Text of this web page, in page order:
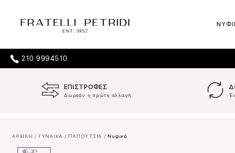
210 9994510
ΕΠΙΣΤΡΟΦΕΣ
Δωρεάν η πρώτη αλλαγή
ΑΡΧΙΚΗ / ΓΥΝΑΙΚΑ / ΠΑΠΟΥΤΣΙΑ / Νυφικά